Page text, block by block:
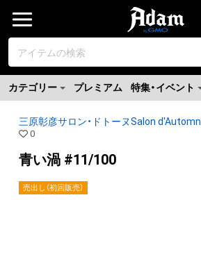
カテゴリー プレミアム 特集・イベント
三原彰彦サロン・ドトーヌSalon
0
青い渦 #11/100
売出し（初回販売）